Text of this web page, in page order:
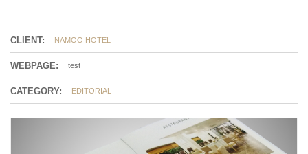
CLIENT: NAMOO HOTEL
WEBPAGE: test
CATEGORY: EDITORIAL